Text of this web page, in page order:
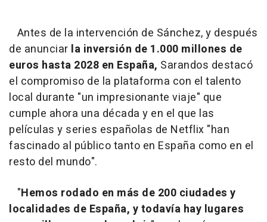
Antes de la intervención de Sánchez, y después
de anunciar la inversión de 1.000 millones de
euros hasta 2028 en España, Sarandos destacó
el compromiso de la plataforma con el talento
local durante "un impresionante viaje" que
cumple ahora una década y en el que las
películas y series españolas de Netflix "han
fascinado al público tanto en España como en el
resto del mundo".
"Hemos rodado en más de 200 ciudades y
localidades de España, y todavía hay lugares